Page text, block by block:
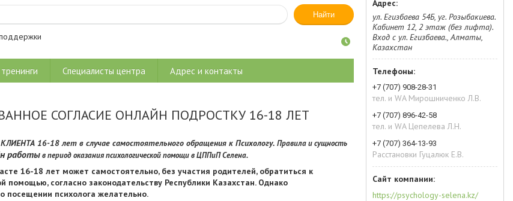
Найти
Специалисты центра Адрес и контакты
СОГЛАСИЕ ОНЛАЙН ПОДРОСТКУ 16-18 ЛЕТ
16-18 лет в случае самостоятельного обращения к Психологу. Правила и сущность
работыв период оказания психологической помощи в ЦППиП Селена.
16-18 лет может самостоятельно, без участия родителей, обратиться к
помощью, согласно законодательству Республики Казахстан. Однако
посещении психолога желательно.
ул. Егизбаева 54Б, уг. Розыбакиева.
Кабинет 12, 2 этаж (без лифта).
Вход с ул. Егизбаева., Алматы,
Казахстан
+7 (707) 908-28-31
тел. и WA Мирошниченко Л.В.
+7 (707) 896-42-58
тел. и WA Цепелева Л.Н.
+7 (707) 364-13-93
Расстановки Гуцалюк Е.В.
https://psychology-selena.kz/